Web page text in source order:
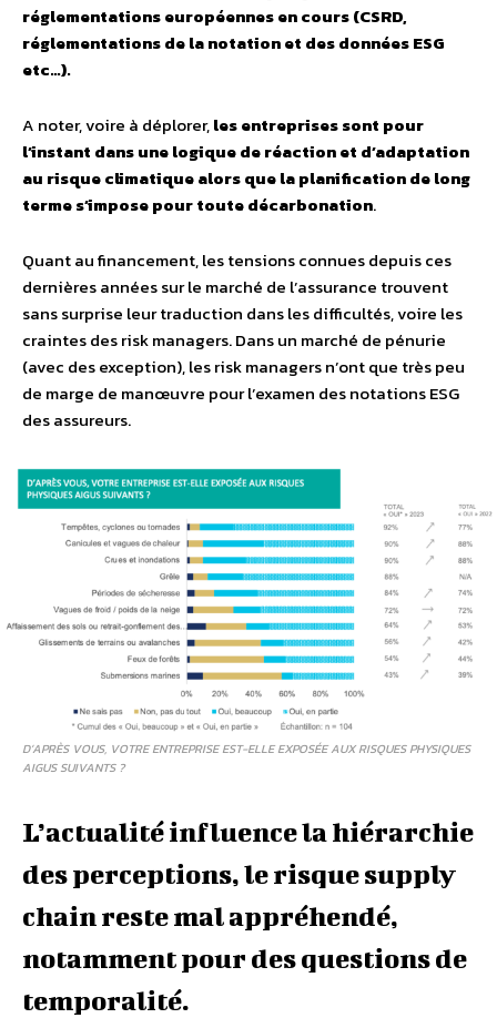
réglementations européennes en cours (CSRD,
réglementations de la notation et des données ESG
etc…).
A noter, voire à déplorer,les entreprises sont pour
l’instant dans une logique de réaction et d’adaptation
au risque climatique alors que la planification de long
terme s’impose pour toute décarbonation.
Quant au financement, les tensions connues depuis ces
dernières années sur le marché de l’assurance trouvent
sans surprise leur traduction dans les difficultés, voire les
craintes des risk managers. Dans un marché de pénurie
(avec des exception), les risk managers n’ont que très peu
de marge de manœuvre pour l’examen des notations ESG
des assureurs.
D’APRÈS VOUS, VOTRE ENTREPRISE EST-ELLE EXPOSÉE AUX RISQUES PHYSIQUES
AIGUS SUIVANTS ?
L’actualité influence la hiérarchie
des perceptions, le risque supply
chain reste mal appréhendé,
notamment pour des questions de
temporalité.